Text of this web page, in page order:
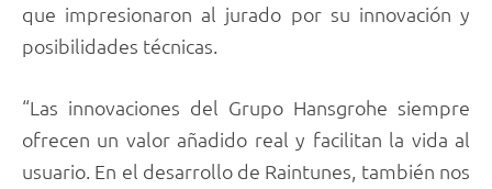
que impresionaron al jurado por su innovación y
posibilidades técnicas.
“Las innovaciones del Grupo Hansgrohe siempre
ofrecen un valor añadido real y facilitan la vida al
usuario. En el desarrollo de Raintunes, también nos